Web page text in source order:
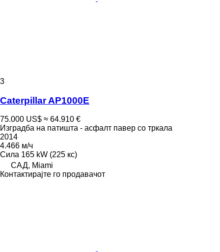
3
Caterpillar AP1000E
75.000 US$ ≈ 64.910 €
Изградба на патишта - асфалт павер со тркала
2014
4.466 м/ч
Сила 165 kW (225 кс)
САД, Miami
Контактирајте го продавачот